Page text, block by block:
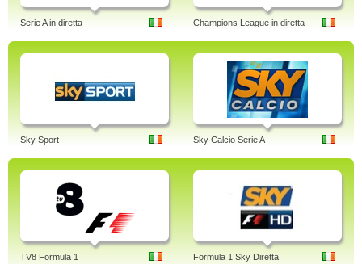
Serie A in diretta Champions League in diretta
Sky Sport Sky Calcio Serie A
TV8 Formula 1 Formula 1 Sky Diretta